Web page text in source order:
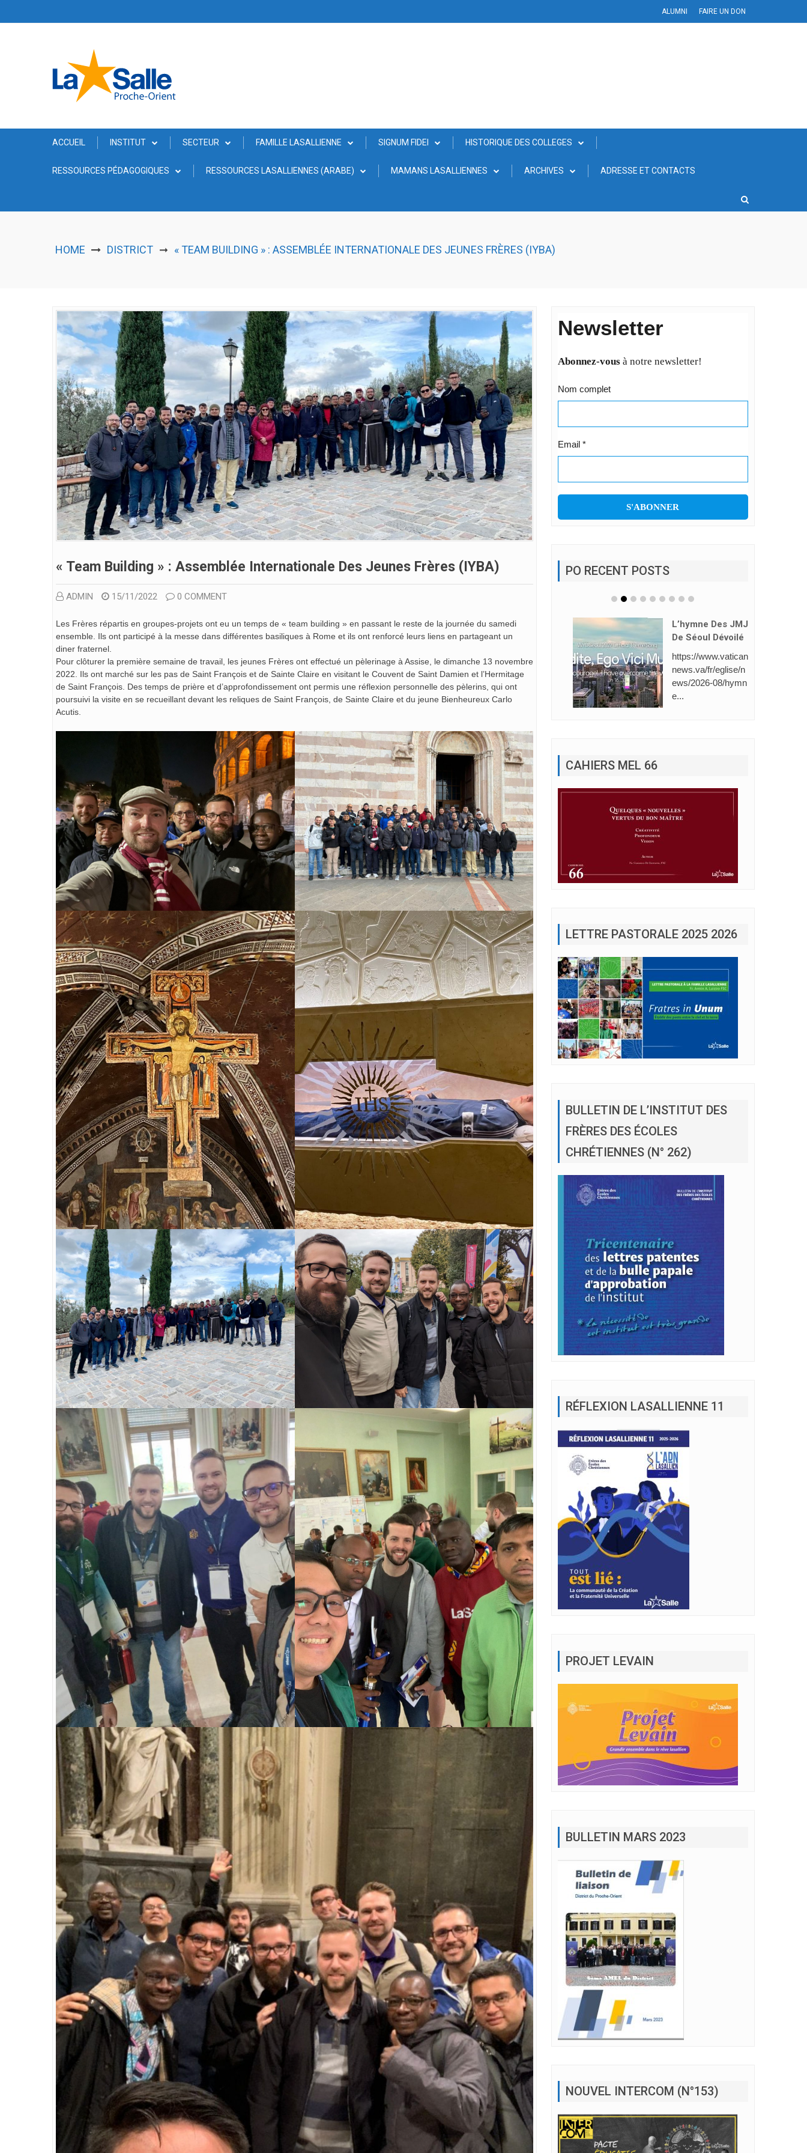
ALUMNI FAIRE UN DON
ACCUEIL INSTITUT SECTEUR FAMILLE LASALLIENNE SIGNUM FIDEI HISTORIQUE DES COLLEGES
RESSOURCES PÉDAGOGIQUES RESSOURCES LASALLIENNES (ARABE) MAMANS LASALLIENNES ARCHIVES ADRESSE ET CONTACTS
HOME DISTRICT ➞ « TEAM BUILDING » : ASSEMBLÉE INTERNATIONALE DES JEUNES FRÈRES (IYBA)
« Team Building » : Assemblée Internationale Des Jeunes Frères (IYBA)
ADMIN 15/11/2022 0 COMMENT
Les Frères répartis en groupes-projets ont eu un temps de « team building » en passant le reste de la journée du samedi
ensemble. Ils ont participé à la messe dans différentes basiliques à Rome et ils ont renforcé leurs liens en partageant un
diner fraternel.
Pour clôturer la première semaine de travail, les jeunes Frères ont effectué un pèlerinage à Assise, le dimanche 13 novembre
2022. Ils ont marché sur les pas de Saint François et de Sainte Claire en visitant le Couvent de Saint Damien et l’Hermitage
de Saint François. Des temps de prière et d’approfondissement ont permis une réflexion personnelle des pèlerins, qui ont
poursuivi la visite en se recueillant devant les reliques de Saint François, de Sainte Claire et du jeune Bienheureux Carlo
Acutis.
Newsletter
Abonnez-vousà notre newsletter!
Nom complet
Email *
PO RECENT POSTS
L’hymne Des JMJ
De Séoul Dévoilé
https://www.vatican
news.va/fr/eglise/n
ews/2026-08/hymn
e...
CAHIERS MEL 66
LETTRE PASTORALE 2025 2026
BULLETIN DE L’INSTITUT DES
FRÈRES DES ÉCOLES
CHRÉTIENNES (N° 262)
RÉFLEXION LASALLIENNE 11
PROJET LEVAIN
BULLETIN MARS 2023
NOUVEL INTERCOM (N°153)